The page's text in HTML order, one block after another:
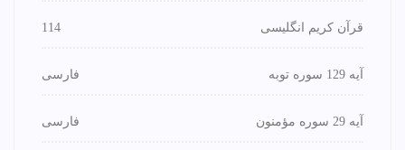
قرآن کریم انگلیسی 114
آیه 129 سوره توبه فارسی
آیه 29 سوره مؤمنون فارسی